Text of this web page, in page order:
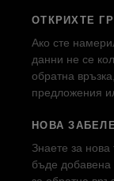
ОТКРИХТЕ
Ако сте
данни не се
обратна
предложения
НОВА
Знаете за нова
бъде добавена